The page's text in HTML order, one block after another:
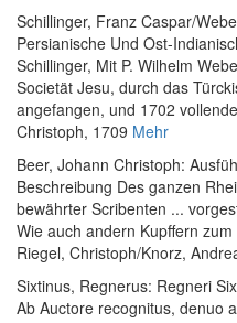
Schillinger, Franz Caspar/
Persianische Und Ost-
Schillinger, Mit P. Wilhelm
Societät Jesu, durch das
angefangen, und 1702
Christoph, 1709 Mehr
Beer, Johann Christoph:
Beschreibung Des ganzen
bewährter Scribenten ...
Wie auch andern Kupffern
Riegel, Christoph/Knorz,
Sixtinus, Regnerus: Regneri
Ab Auctore recognitus, denuo